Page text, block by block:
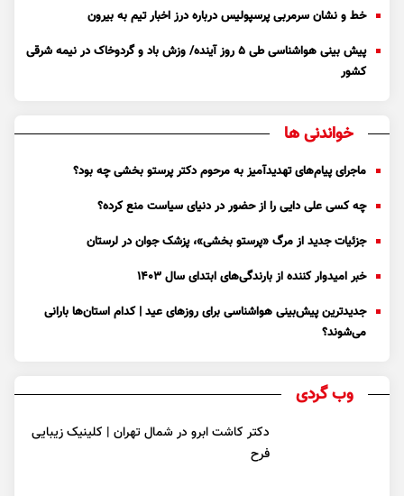
خط و نشان سرمربی پرسپولیس درباره درز اخبار تیم به بیرون
پیش بینی هواشناسی طی ۵ روز آینده/ وزش باد و گردوخاک در نیمه شرقی
کشور
خواندنی ها
ماجرای پیام‌های تهدیدآمیز به مرحوم دکتر پرستو بخشی چه بود؟
چه کسی علی دایی را از حضور در دنیای سیاست منع کرده؟
جزئیات جدید از مرگ «پرستو بخشی»، پزشک جوان در لرستان
خبر امیدوار کننده از بارندگی‌های ابتدای سال ۱۴۰۳
جدیدترین پیش‌بینی هواشناسی برای روزهای عید | کدام استان‌ها بارانی
می‌شوند؟
وب گردی
دکتر کاشت ابرو در شمال تهران | کلینیک زیبایی
فرح